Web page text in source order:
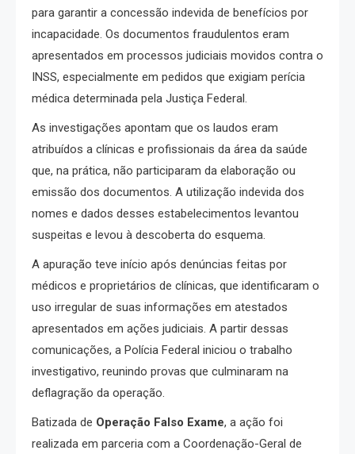
para garantir a concessão indevida de benefícios por
incapacidade. Os documentos fraudulentos eram
apresentados em processos judiciais movidos contra o
INSS, especialmente em pedidos que exigiam perícia
médica determinada pela Justiça Federal.
As investigações apontam que os laudos eram
atribuídos a clínicas e profissionais da área da saúde
que, na prática, não participaram da elaboração ou
emissão dos documentos. A utilização indevida dos
nomes e dados desses estabelecimentos levantou
suspeitas e levou à descoberta do esquema.
A apuração teve início após denúncias feitas por
médicos e proprietários de clínicas, que identificaram o
uso irregular de suas informações em atestados
apresentados em ações judiciais. A partir dessas
comunicações, a Polícia Federal iniciou o trabalho
investigativo, reunindo provas que culminaram na
deflagração da operação.
Batizada de Operação Falso Exame, a ação foi
realizada em parceria com a Coordenação-Geral de